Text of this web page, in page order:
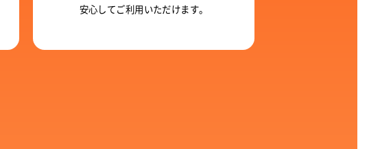
安心してご利用いただけます。